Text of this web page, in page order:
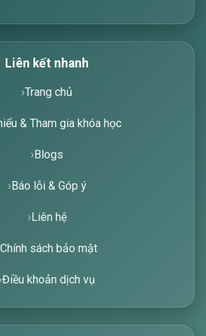
Liên kết nhanh
Trang chủ
& Tham gia khóa học
Blogs
Báo lỗi & Góp ý
Liên hệ
Chính sách bảo mật
Điều khoản dịch vụ